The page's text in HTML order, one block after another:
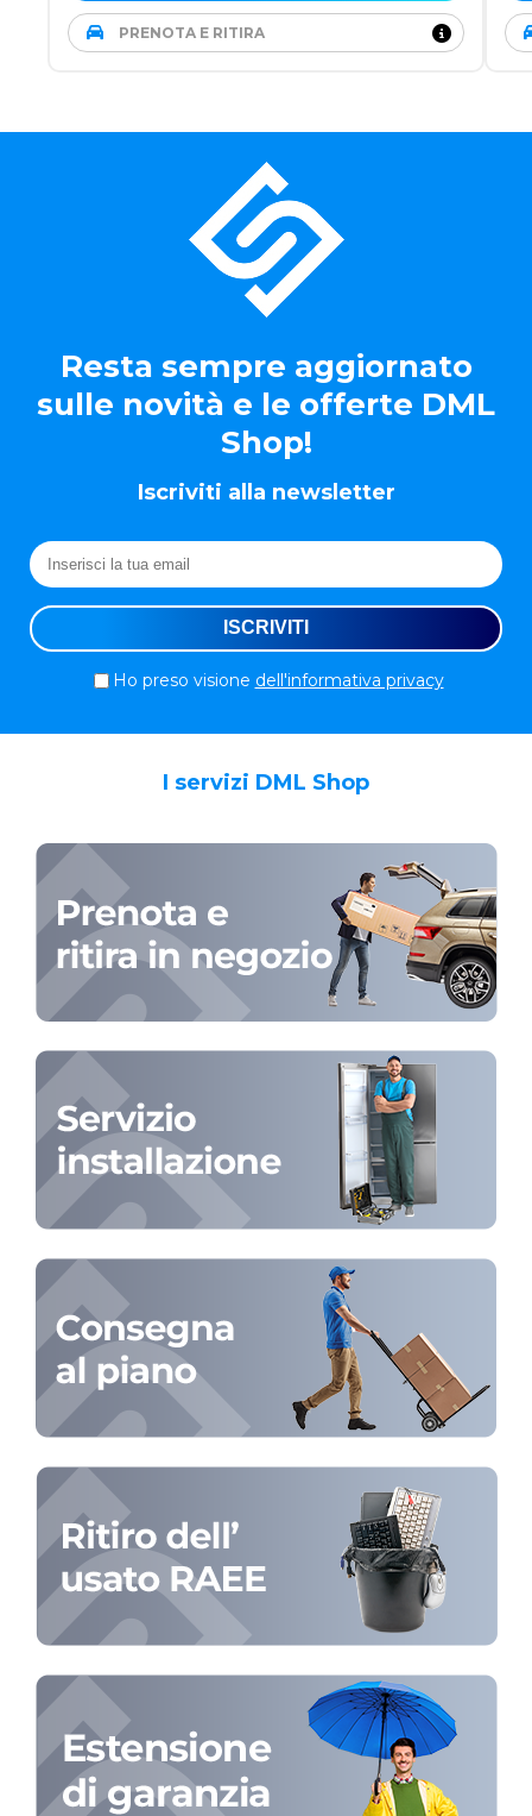
PRENOTA E RITIRA
Resta sempre aggiornato
sulle novità e le offerte DML
Shop!
Iscriviti alla newsletter
Ho preso visione dell'informativa privacy
I servizi DML Shop